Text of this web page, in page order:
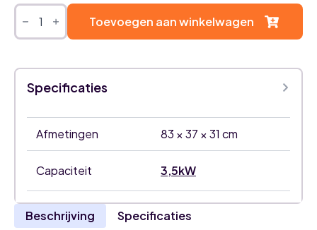
Mitsubishi
Heavy
Diamond
Hyper
airco
titanium
binnenunit
met
aantal
Toevoegen aan winkelwagen
Specificaties
Afmetingen 83 × 37 × 31 cm
Capaciteit 3,5kW
Beschrijving Specificaties